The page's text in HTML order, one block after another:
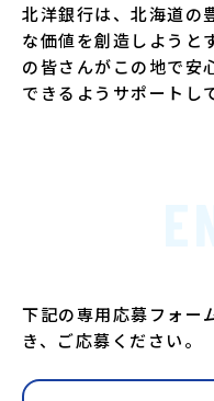
北洋銀行は、北海道の
な価値を創造しようと
の皆さんがこの地で安
できるようサポートし
下記の専用応募フォー
き、ご応募ください。